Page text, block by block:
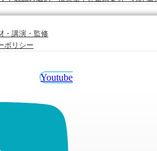
・講演・監修
ポリシー
Youtube